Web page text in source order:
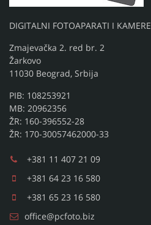
DIGITALNI FOTOAPARATI I KAMERE
Zmajevačka 2. red br. 2
Žarkovo
11030 Beograd, Srbija
PIB: 108253921
MB: 20962356
ŽR: 160-396552-28
ŽR: 170-30057462000-33
+381 11 407 21 09
+381 64 23 16 580
+381 65 23 16 580
office@pcfoto.biz